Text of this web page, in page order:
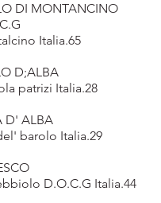
DI MONTANCINO
Italia.65
D;ALBA
patrizi Italia.28
D' ALBA
barolo Italia.29
D.O.C.G Italia.44